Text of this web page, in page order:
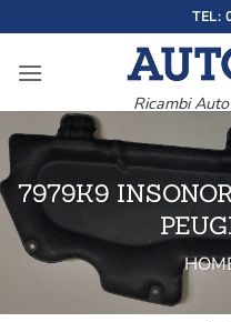
ai
contenuti
TEL:
Ricambi
7979K9